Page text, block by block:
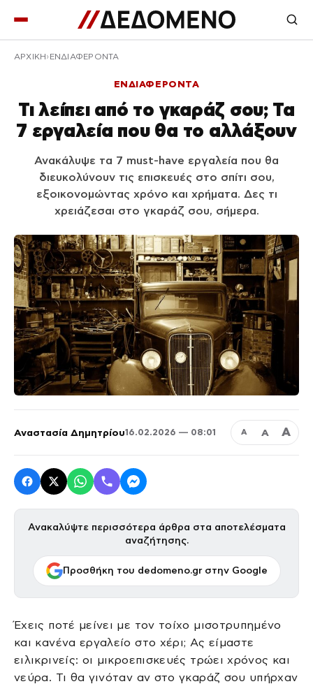
ΑΡΧΙΚΉ ΕΝΔΙΑΦΕΡΟΝΤΑ
ΕΝΔΙΑΦΕΡΟΝΤΑ
Τι λείπει από το γκαράζ σου; Τα
7 εργαλεία που θα το αλλάξουν
Ανακάλυψε τα 7 must-have εργαλεία που θα
διευκολύνουν τις επισκευές στο σπίτι σου,
εξοικονομώντας χρόνο και χρήματα. Δες τι
χρειάζεσαι στο γκαράζ σου, σήμερα.
Αναστασία Δημητρίου16.02.2026 — 08:01 Α Α Α
Ανακαλύψτε περισσότερα άρθρα στα αποτελέσματα
αναζήτησης.
Προσθήκη του dedomeno.gr στην Google
Έχεις ποτέ μείνει με τον τοίχο μισοτρυπημένο
και κανένα εργαλείο στο χέρι; Ας είμαστε
ειλικρινείς: οι μικροεπισκευές τρώει χρόνος και
νεύρα. Τι θα γινόταν αν στο γκαράζ σου υπήρχαν